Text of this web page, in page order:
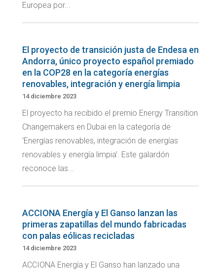
Europea por...
El proyecto de transición justa de Endesa en
Andorra, único proyecto español premiado
en la COP28 en la categoría energías
renovables, integración y energía limpia
14 diciembre 2023
El proyecto ha recibido el premio Energy Transition
Changemakers en Dubai en la categoría de
‘Energías renovables, integración de energías
renovables y energía limpia’. Este galardón
reconoce las...
ACCIONA Energía y El Ganso lanzan las
primeras zapatillas del mundo fabricadas
con palas eólicas recicladas
14 diciembre 2023
ACCIONA Energía y El Ganso han lanzado una